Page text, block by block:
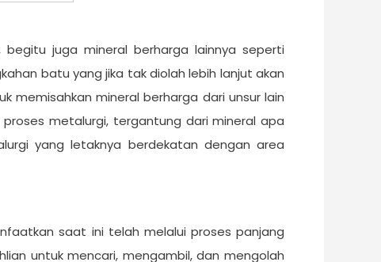
juga mineral berharga lainnya seperti
batu yang jika tak diolah lebih lanjut akan
mineral berharga dari unsur lain
metalurgi, tergantung dari mineral apa
yang letaknya berdekatan dengan area
saat ini telah melalui proses panjang
untuk mencari, mengambil, dan mengolah